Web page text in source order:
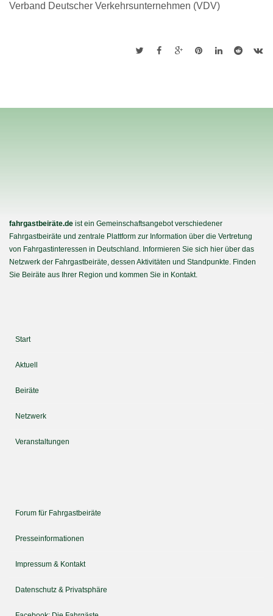
Verband Deutscher Verkehrsunternehmen (VDV)
fahrgastbeiräte.de ist ein Gemeinschaftsangebot verschiedener
Fahrgastbeiräte und zentrale Plattform zur Information über die Vertretung
von Fahrgastinteressen in Deutschland. Informieren Sie sich hier über das
Netzwerk der Fahrgastbeiräte, dessen Aktivitäten und Standpunkte. Finden
Sie Beiräte aus Ihrer Region und kommen Sie in Kontakt.
Start
Aktuell
Beiräte
Netzwerk
Veranstaltungen
Forum für Fahrgastbeiräte
Presseinformationen
Impressum & Kontakt
Datenschutz & Privatsphäre